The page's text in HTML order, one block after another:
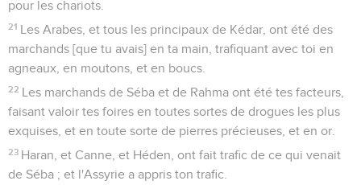
pour les chariots.
21 Les Arabes, et tous les principaux de Kédar, ont été des
marchands [que tu avais] en ta main, trafiquant avec toi en
agneaux, en moutons, et en boucs.
22 Les marchands de Séba et de Rahma ont été tes facteurs,
faisant valoir tes foires en toutes sortes de drogues les plus
exquises, et en toute sorte de pierres précieuses, et en or.
23 Haran, et Canne, et Héden, ont fait trafic de ce qui venait
de Séba ; et l'Assyrie a appris ton trafic.